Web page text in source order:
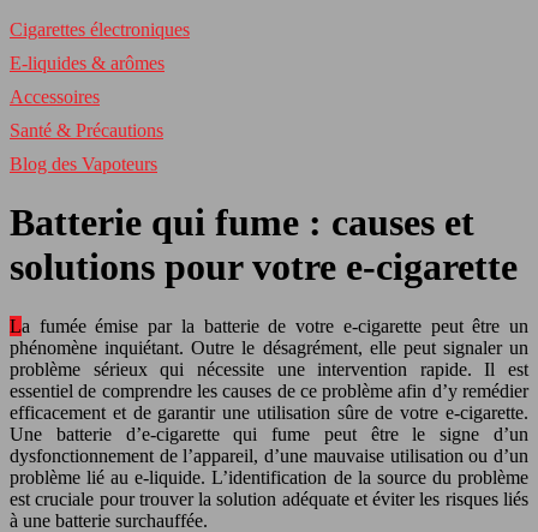
Cigarettes électroniques
E-liquides & arômes
Accessoires
Santé & Précautions
Blog des Vapoteurs
Batterie qui fume : causes et
solutions pour votre e-cigarette
La fumée émise par la batterie de votre e-cigarette peut être un
phénomène inquiétant. Outre le désagrément, elle peut signaler un
problème sérieux qui nécessite une intervention rapide. Il est
essentiel de comprendre les causes de ce problème afin d’y remédier
efficacement et de garantir une utilisation sûre de votre e-cigarette.
Une batterie d’e-cigarette qui fume peut être le signe d’un
dysfonctionnement de l’appareil, d’une mauvaise utilisation ou d’un
problème lié au e-liquide. L’identification de la source du problème
est cruciale pour trouver la solution adéquate et éviter les risques liés
à une batterie surchauffée.